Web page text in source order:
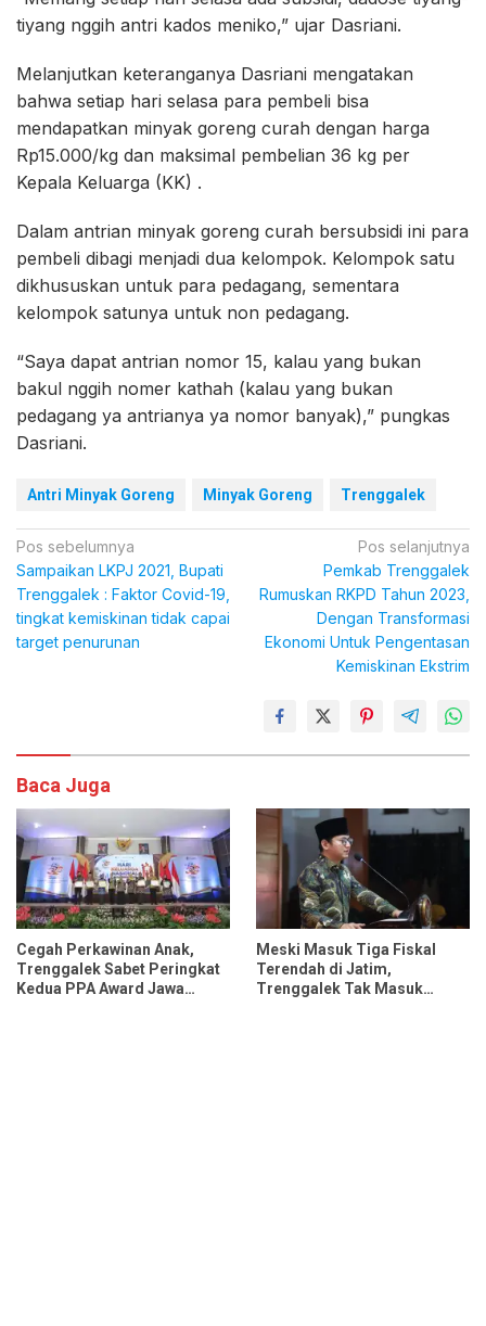
tiyang nggih antri kados meniko,” ujar Dasriani.
Melanjutkan keteranganya Dasriani mengatakan
bahwa setiap hari selasa para pembeli bisa
mendapatkan minyak goreng curah dengan harga
Rp15.000/kg dan maksimal pembelian 36 kg per
Kepala Keluarga (KK) .
Dalam antrian minyak goreng curah bersubsidi ini para
pembeli dibagi menjadi dua kelompok. Kelompok satu
dikhususkan untuk para pedagang, sementara
kelompok satunya untuk non pedagang.
“Saya dapat antrian nomor 15, kalau yang bukan
bakul nggih nomer kathah (kalau yang bukan
pedagang ya antrianya ya nomor banyak),” pungkas
Dasriani.
Antri Minyak Goreng Minyak Goreng Trenggalek
Navigasi
pos
Pos sebelumnya
Sampaikan LKPJ 2021, Bupati
Trenggalek : Faktor Covid-19,
tingkat kemiskinan tidak capai
target penurunan
Pos selanjutnya
Pemkab Trenggalek
Rumuskan RKPD Tahun 2023,
Dengan Transformasi
Ekonomi Untuk Pengentasan
Kemiskinan Ekstrim
Baca Juga
Cegah Perkawinan Anak,
Trenggalek Sabet Peringkat
Kedua PPA Award Jawa
Meski Masuk Tiga Fiskal
Terendah di Jatim,
Trenggalek Tak Masuk